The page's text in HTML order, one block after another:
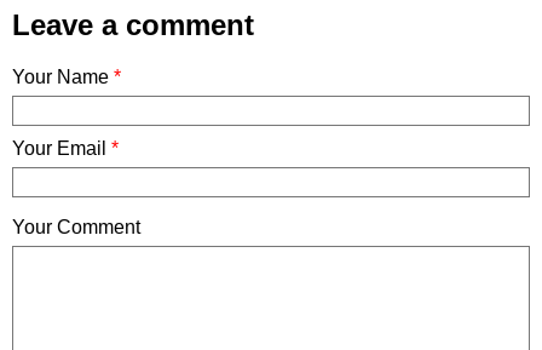
Leave a comment
Your Name *
Your Email *
Your Comment